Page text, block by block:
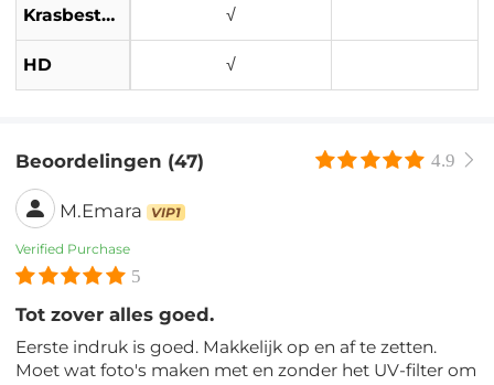
Krasbestendig √
HD √
Beoordelingen (47) 4.9
M.Emara VIP1
Verified Purchase
5
Tot zover alles goed.
Eerste indruk is goed. Makkelijk op en af ​​te zetten.
Moet wat foto's maken met en zonder het UV-filter om